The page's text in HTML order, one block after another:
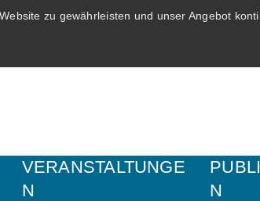
zu gewährleisten und unser Angebot
VERANSTALTUNGE
N
N